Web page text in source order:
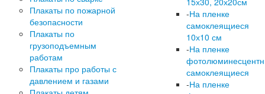
Плакаты по пожарной
безопасности
Плакаты по
грузоподъемным
работам
Плакаты про работы с
давлением и газами
-На пленке
самоклеящиеся
10х10 см
-На пленке
самоклеящиеся
-На пленке